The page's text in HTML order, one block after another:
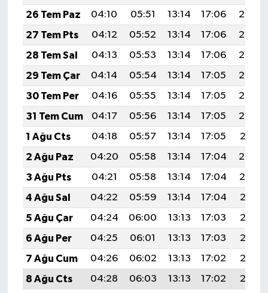
26 Tem Paz
04:10 05:51 13:14 17:06
20:26
27 Tem Pts
04:12 05:52 13:14 17:06
20:26
28 Tem Sal
04:13 05:53 13:14 17:06
20:25
29 Tem Çar
04:14 05:54 13:14 17:05
20:24
30 Tem Per
04:16 05:55 13:14 17:05
20:23
31 Tem Cum
04:17 05:56 13:14 17:05
20:22
1 Ağu Cts
04:18 05:57 13:14 17:05
20:21
2 Ağu Paz
04:20 05:58 13:14 17:04
20:20
3 Ağu Pts
04:21 05:58 13:14 17:04
20:19
4 Ağu Sal
04:22 05:59 13:14 17:04
20:18
5 Ağu Çar
04:24 06:00 13:13 17:03
20:17
6 Ağu Per
04:25 06:01 13:13 17:03
20:16
7 Ağu Cum
04:26 06:02 13:13 17:02
20:15
8 Ağu Cts
04:28 06:03 13:13 17:02
20:13